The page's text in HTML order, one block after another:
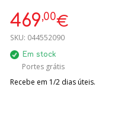
469,00€
SKU: 044552090
Em stock
Portes grátis
Recebe em 1/2 dias úteis.